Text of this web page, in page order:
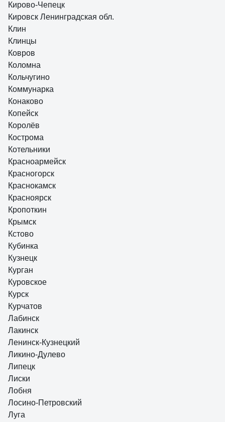
Кирово-Чепецк
Кировск Ленинградская обл.
Клин
Клинцы
Ковров
Коломна
Кольчугино
Коммунарка
Конаково
Копейск
Королёв
Кострома
Котельники
Красноармейск
Красногорск
Краснокамск
Красноярск
Кропоткин
Крымск
Кстово
Кубинка
Кузнецк
Курган
Куровское
Курск
Курчатов
Лабинск
Лакинск
Ленинск-Кузнецкий
Ликино-Дулево
Липецк
Лиски
Лобня
Лосино-Петровский
Луга